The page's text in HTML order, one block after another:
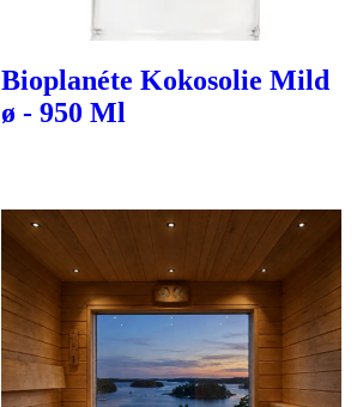
Bioplanéte Kokosolie Mild
ø - 950 Ml